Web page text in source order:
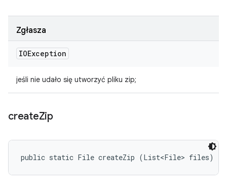
Zgłasza
IOException
jeśli nie udało się utworzyć pliku zip;
createZip
public static File createZip (List<File> files)